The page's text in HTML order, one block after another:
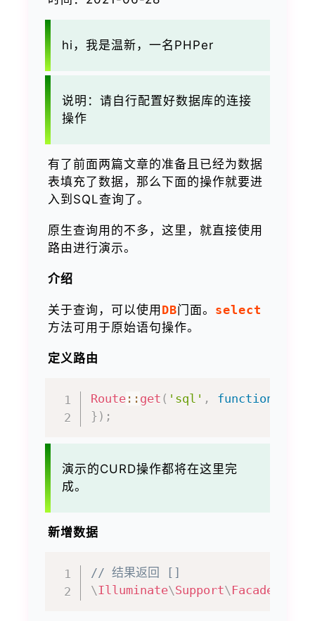
hi，我是温新，一名PHPer
说明：请自行配置好数据库的连接
操作
有了前面两篇文章的准备且已经为数据
表填充了数据，那么下面的操作就要进
入到SQL查询了。
原生查询用的不多，这里，就直接使用
路由进行演示。
介绍
关于查询，可以使用 DB门面。 select
方法可用于原始语句操作。
定义路由
Route:: get ( 'sql' , function
} ) ;
演示的CURD操作都将在这里完
成。
新增数据
// 结果返回 []
\Illuminate\Support\ Facades